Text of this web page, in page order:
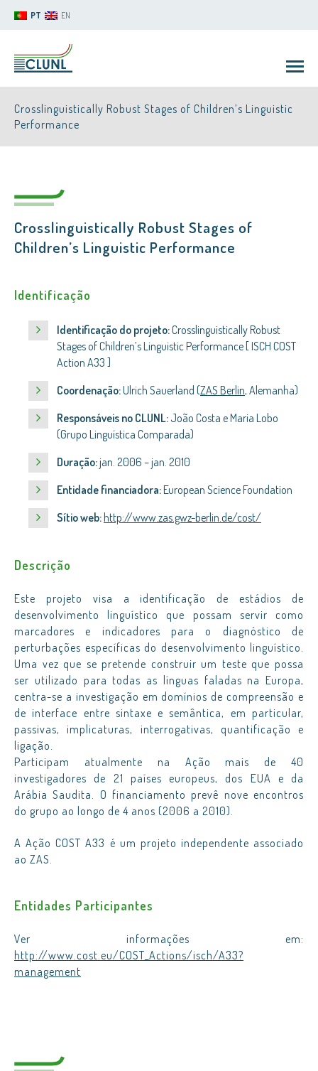
PT EN
CLUNL
Crosslinguistically Robust Stages of Children’s Linguistic
Performance
Crosslinguistically Robust Stages of
Children’s Linguistic Performance
Identificação
Identificação do projeto:Crosslinguistically Robust
Stages of Children’s Linguistic Performance [ ISCH COST
Action A33 ]
Coordenação:Ulrich Sauerland (ZAS Berlin, Alemanha)
Responsáveis no CLUNL: João Costa e Maria Lobo
(Grupo Linguística Comparada)
Duração:jan. 2006 – jan. 2010
Entidade financiadora:European Science Foundation
Sítio web: http://www.zas.gwz-berlin.de/cost/
Descrição
Este projeto visa a identificação de estádios de
desenvolvimento linguístico que possam servir como
marcadores e indicadores para o diagnóstico de
perturbações específicas do desenvolvimento linguístico.
Uma vez que se pretende construir um teste que possa
ser utilizado para todas as línguas faladas na Europa,
centra-se a investigação em domínios de compreensão e
de interface entre sintaxe e semântica, em particular,
passivas, implicaturas, interrogativas, quantificação e
ligação.
Participam atualmente na Ação mais de 40
investigadores de 21 países europeus, dos EUA e da
Arábia Saudita. O financiamento prevê nove encontros
do grupo ao longo de 4 anos (2006 a 2010).
A Ação COST A33 é um projeto independente associado
ao ZAS.
Entidades Participantes
Ver informações em:
http://www.cost.eu/COST_Actions/isch/A33?
management